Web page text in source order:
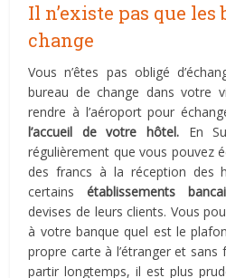
Il n’existe pas que les
change
Vous n’êtes pas obligé
bureau de change dans votre
rendre à l’aéroport pour
l’accueil de votre hôtel.En
régulièrement que vous pouvez
des francs à la réception des
certains établissements
devises de leurs clients. Vous
à votre banque quel est le
propre carte à l’étranger et sans
partir longtemps, il est plus